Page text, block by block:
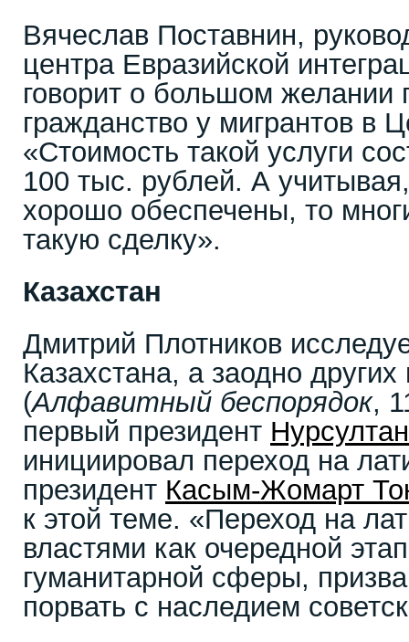
Вячеслав Поставнин,
центра Евразийской
говорит о большом желании
гражданство у мигрантов в
«Стоимость такой услуги
100 тыс. рублей. А
хорошо обеспечены, то
такую сделку».
Казахстан
Дмитрий Плотников
Казахстана, а заодно других
(Алфавитный беспорядок,
первый президент
инициировал переход на
президент Касым-Жомарт
к этой теме. «Переход на
властями как очередной
гуманитарной сферы,
порвать с наследием